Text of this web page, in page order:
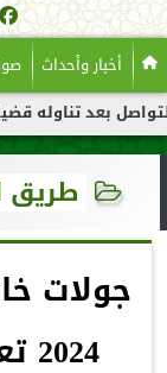
أخبار وأحداث
قضية سجين
طريق
جولات